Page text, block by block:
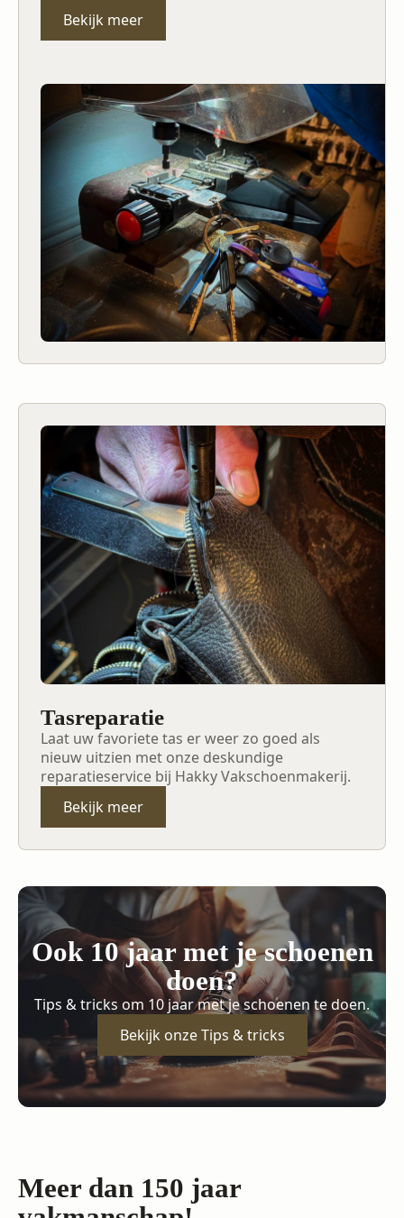
Bekijk meer
Tasreparatie
Laat uw favoriete tas er weer zo goed als
nieuw uitzien met onze deskundige
reparatieservice bij Hakky Vakschoenmakerij.
Bekijk meer
Ook 10 jaar met je schoenen
doen?
Tips & tricks om 10 jaar met je schoenen te doen.
Bekijk onze Tips & tricks
Meer dan 150 jaar